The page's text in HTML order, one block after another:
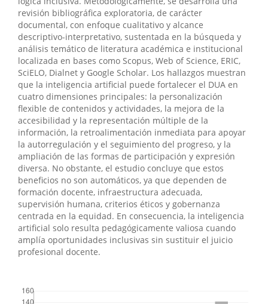
revisión bibliográfica exploratoria, de carácter
documental, con enfoque cualitativo y alcance
descriptivo-interpretativo, sustentada en la búsqueda y
análisis temático de literatura académica e institucional
localizada en bases como Scopus, Web of Science, ERIC,
SciELO, Dialnet y Google Scholar. Los hallazgos muestran
que la inteligencia artificial puede fortalecer el DUA en
cuatro dimensiones principales: la personalización
flexible de contenidos y actividades, la mejora de la
accesibilidad y la representación múltiple de la
información, la retroalimentación inmediata para apoyar
la autorregulación y el seguimiento del progreso, y la
ampliación de las formas de participación y expresión
diversa. No obstante, el estudio concluye que estos
beneficios no son automáticos, ya que dependen de
formación docente, infraestructura adecuada,
supervisión humana, criterios éticos y gobernanza
centrada en la equidad. En consecuencia, la inteligencia
artificial solo resulta pedagógicamente valiosa cuando
amplía oportunidades inclusivas sin sustituir el juicio
profesional docente.